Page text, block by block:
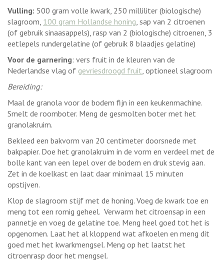
Vulling: 500 gram volle kwark, 250 milliliter (biologische)
slagroom, 100 gram Hollandse honing , sap van 2 citroenen
(of gebruik sinaasappels), rasp van 2 (biologische) citroenen, 3
eetlepels rundergelatine (of gebruik 8 blaadjes gelatine)
Voor de garnering: vers fruit in de kleuren van de
Nederlandse vlag of gevriesdroogd fruit , optioneel slagroom
Bereiding:
Maal de granola voor de bodem fijn in een keukenmachine.
Smelt de roomboter. Meng de gesmolten boter met het
granolakruim.
Bekleed een bakvorm van 20 centimeter doorsnede met
bakpapier. Doe het granolakruim in de vorm en verdeel met de
bolle kant van een lepel over de bodem en druk stevig aan.
Zet in de koelkast en laat daar minimaal 15 minuten
opstijven.
Klop de slagroom stijf met de honing. Voeg de kwark toe en
meng tot een romig geheel. Verwarm het citroensap in een
pannetje en voeg de gelatine toe. Meng heel goed tot het is
opgenomen. Laat het al kloppend wat afkoelen en meng dit
goed met het kwarkmengsel. Meng op het laatst het
citroenrasp door het mengsel.